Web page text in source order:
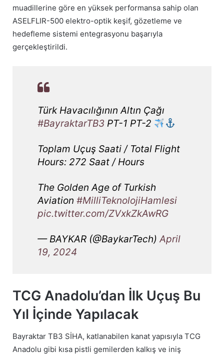
muadillerine göre en yüksek performansa sahip olan
ASELFLIR-500 elektro-optik keşif, gözetleme ve
hedefleme sistemi entegrasyonu başarıyla
gerçekleştirildi.
Türk Havacılığının Altın Çağı
#BayraktarTB3 PT-1 PT-2
Toplam Uçuş Saati / Total Flight
Hours: 272 Saat / Hours
The Golden Age of Turkish
Aviation #MilliTeknolojiHamlesi
pic.twitter.com/ZVxkZkAwRG
— BAYKAR (@BaykarTech)April
19, 2024
TCG Anadolu’dan İlk Uçuş Bu
Yıl İçinde Yapılacak
Bayraktar TB3 SİHA, katlanabilen kanat yapısıyla TCG
Anadolu gibi kısa pistli gemilerden kalkış ve iniş